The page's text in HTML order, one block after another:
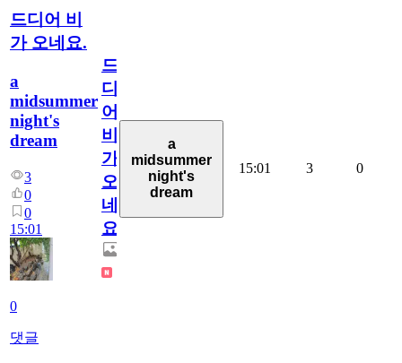
드디어 비
가 오네요.
a
midsummer
night's
dream
3
0
0
15:01
0
댓글
드
디
어
비
가
오
네
요.
a
midsummer
night's
dream
15:01 3 0